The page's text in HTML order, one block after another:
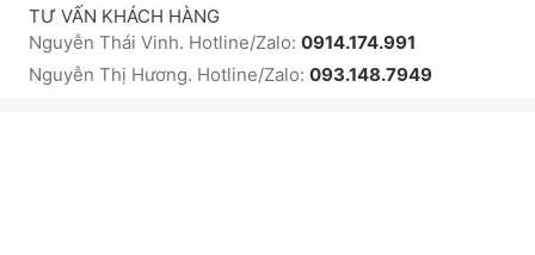
TƯ VẤN KHÁCH HÀNG
Nguyễn Thái Vinh. Hotline/Zalo: 0914.174.991
Nguyễn Thị Hương. Hotline/Zalo: 093.148.7949